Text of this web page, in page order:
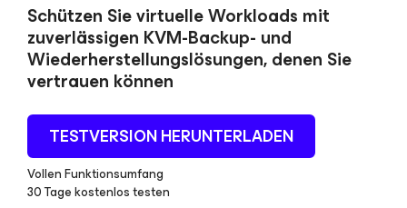
Schützen Sie virtuelle Workloads mit
zuverlässigen KVM-Backup- und
Wiederherstellungslösungen, denen Sie
vertrauen können
TESTVERSION HERUNTERLADEN
Vollen Funktionsumfang
30 Tage kostenlos testen